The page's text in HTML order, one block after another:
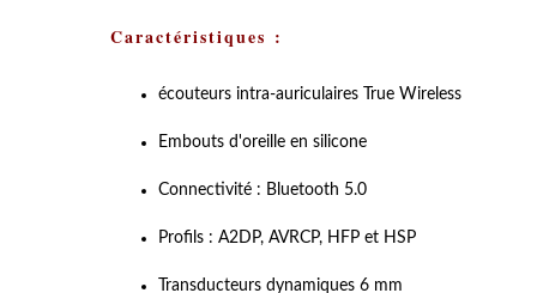
Caractéristiques :
écouteurs intra-auriculaires True Wireless
Embouts d'oreille en silicone
Connectivité : Bluetooth 5.0
Profils : A2DP, AVRCP, HFP et HSP
Transducteurs dynamiques 6 mm